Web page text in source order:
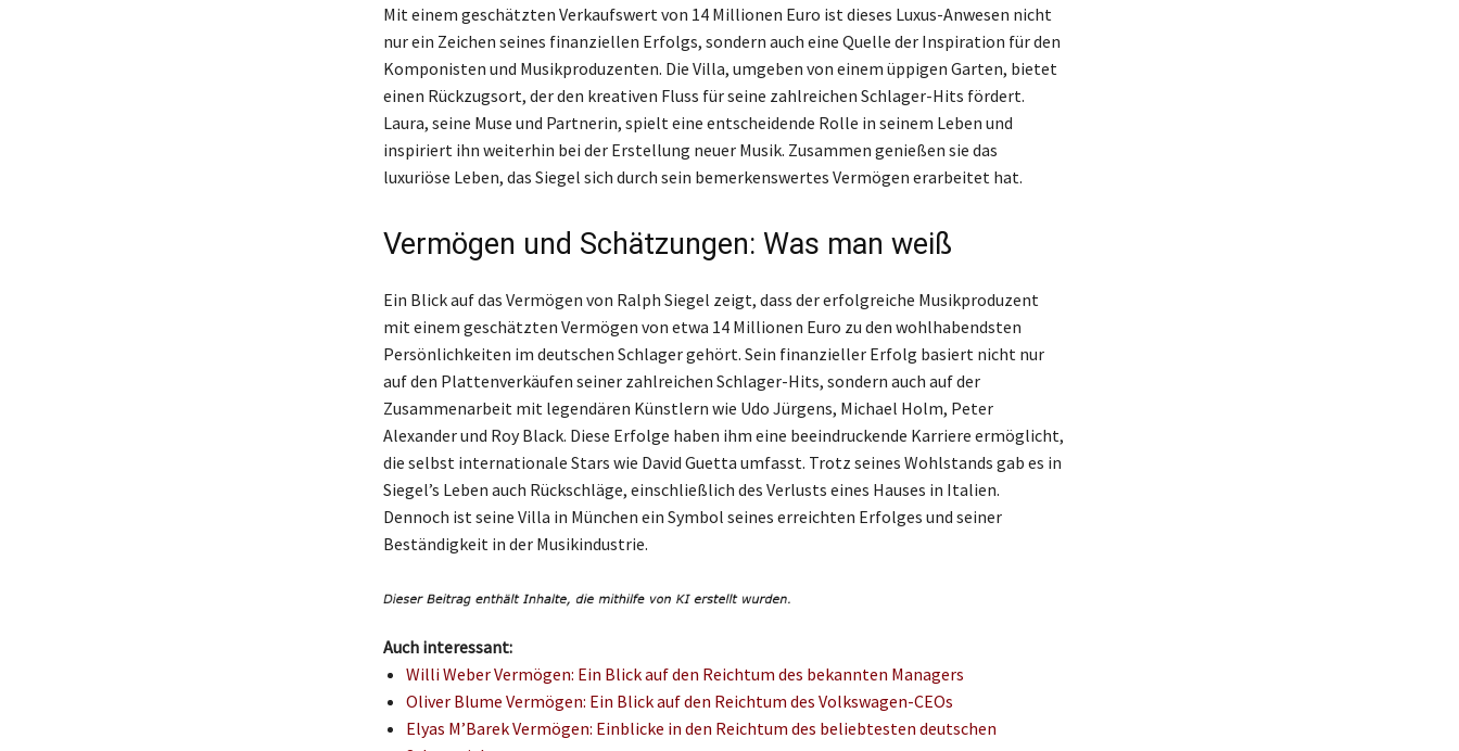
Mit einem geschätzten Verkaufswert von 14 Millionen Euro ist dieses Luxus-Anwesen nicht
nur ein Zeichen seines finanziellen Erfolgs, sondern auch eine Quelle der Inspiration für den
Komponisten und Musikproduzenten. Die Villa, umgeben von einem üppigen Garten, bietet
einen Rückzugsort, der den kreativen Fluss für seine zahlreichen Schlager-Hits fördert.
Laura, seine Muse und Partnerin, spielt eine entscheidende Rolle in seinem Leben und
inspiriert ihn weiterhin bei der Erstellung neuer Musik. Zusammen genießen sie das
luxuriöse Leben, das Siegel sich durch sein bemerkenswertes Vermögen erarbeitet hat.
Vermögen und Schätzungen: Was man weiß
Ein Blick auf das Vermögen von Ralph Siegel zeigt, dass der erfolgreiche Musikproduzent
mit einem geschätzten Vermögen von etwa 14 Millionen Euro zu den wohlhabendsten
Persönlichkeiten im deutschen Schlager gehört. Sein finanzieller Erfolg basiert nicht nur
auf den Plattenverkäufen seiner zahlreichen Schlager-Hits, sondern auch auf der
Zusammenarbeit mit legendären Künstlern wie Udo Jürgens, Michael Holm, Peter
Alexander und Roy Black. Diese Erfolge haben ihm eine beeindruckende Karriere ermöglicht,
die selbst internationale Stars wie David Guetta umfasst. Trotz seines Wohlstands gab es in
Siegel’s Leben auch Rückschläge, einschließlich des Verlusts eines Hauses in Italien.
Dennoch ist seine Villa in München ein Symbol seines erreichten Erfolges und seiner
Beständigkeit in der Musikindustrie.
Auch interessant:
Willi Weber Vermögen: Ein Blick auf den Reichtum des bekannten Managers
Oliver Blume Vermögen: Ein Blick auf den Reichtum des Volkswagen-CEOs
Elyas M’Barek Vermögen: Einblicke in den Reichtum des beliebtesten deutschen